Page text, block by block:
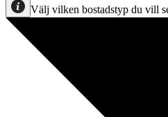
Välj vilken bostadstyp du vill